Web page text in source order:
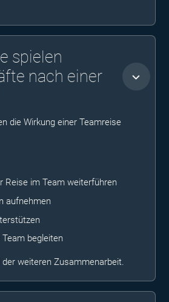
spielen
nach einer
die Wirkung einer Teamreise
Reise im Team weiterführen
aufnehmen
begleiten
der weiteren Zusammenarbeit.